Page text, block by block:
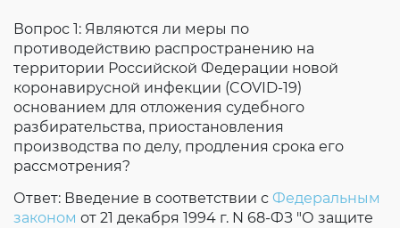
Вопрос 1: Являются ли меры по
противодействию распространению на
территории Российской Федерации новой
коронавирусной инфекции (COVID-19)
основанием для отложения судебного
разбирательства, приостановления
производства по делу, продления срока его
рассмотрения?
Ответ: Введение в соответствии с Федеральным
законом от 21 декабря 1994 г. N 68-ФЗ "О защите